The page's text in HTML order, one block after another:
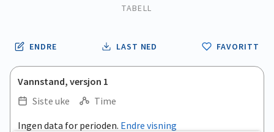
TABELL
ENDRE LAST NED FAVORITT
Vannstand, versjon 1
Siste uke
Time
.Ingen data for perioden. Endre visning